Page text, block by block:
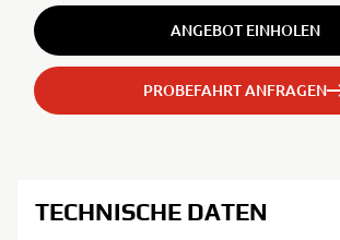
ANGEBOT EINHOLEN
PROBEFAHRT ANFRAGEN
TECHNISCHE DATEN